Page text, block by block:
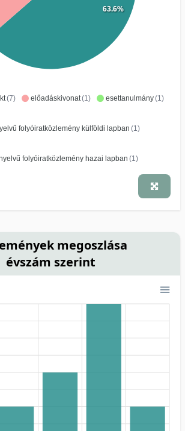
(7) előadáskivonat(1) esettanulmány(1)
folyóiratközlemény külföldi lapban (1)
folyóiratközlemény hazai lapban (1)
63.6%
megoszlása
évszám szerint